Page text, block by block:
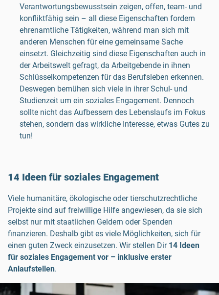
Verantwortungsbewusstsein zeigen, offen, team- und
konfliktfähig sein – all diese Eigenschaften fordern
ehrenamtliche Tätigkeiten, während man sich mit
anderen Menschen für eine gemeinsame Sache
einsetzt. Gleichzeitig sind diese Eigenschaften auch in
der Arbeitswelt gefragt, da Arbeitgebende in ihnen
Schlüsselkompetenzen für das Berufsleben erkennen.
Deswegen bemühen sich viele in ihrer Schul- und
Studienzeit um ein soziales Engagement. Dennoch
sollte nicht das Aufbessern des Lebenslaufs im Fokus
stehen, sondern das wirkliche Interesse, etwas Gutes zu
tun!
14 Ideen für soziales Engagement
Viele humanitäre, ökologische oder tierschutzrechtliche
Projekte sind auf freiwillige Hilfe angewiesen, da sie sich
selbst nur mit staatlichen Geldern oder Spenden
finanzieren. Deshalb gibt es viele Möglichkeiten, sich für
einen guten Zweck einzusetzen. Wir stellen Dir 14 Ideen
für soziales Engagement vor – inklusive erster
Anlaufstellen.